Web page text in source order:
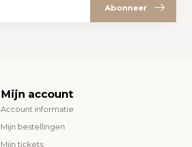
Abonneer
Mijn account
Account informatie
Mijn bestellingen
Mijn tickets